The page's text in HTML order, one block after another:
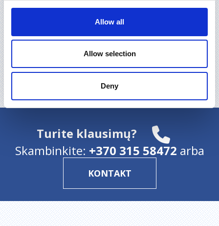
Allow all
Allow selection
Deny
PARAMETRY TECHNOLOGICZNE
(CERTYFIKATY)
Grįžti į pradžią
Turite klausimų?
Skambinkite: +370 315 58472 arba
KONTAKT